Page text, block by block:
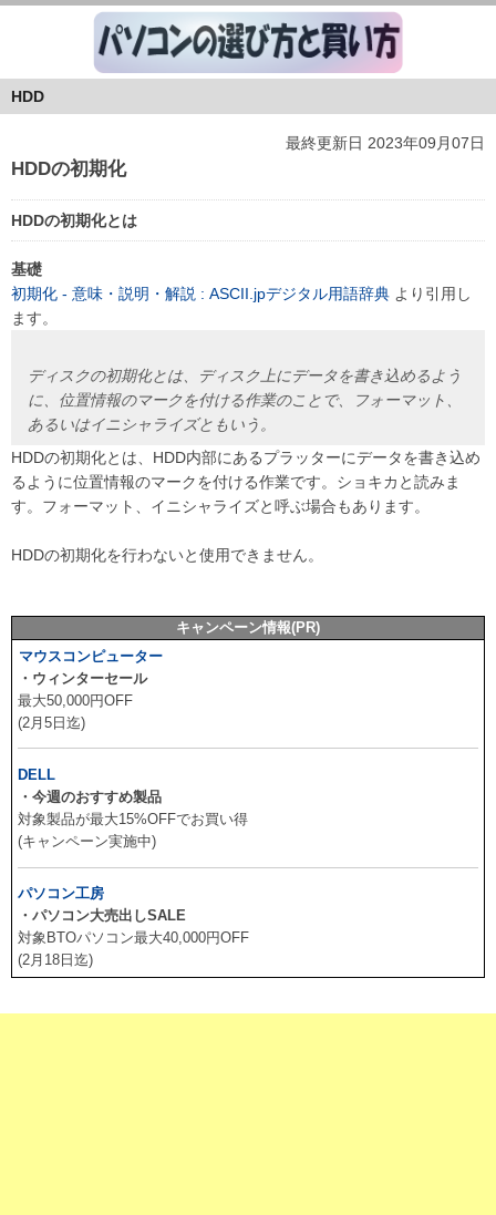
HDD
最終更新日 2023年09月07日
HDDの初期化
HDDの初期化とは
基礎
初期化 - 意味・説明・解説 : ASCII.jpデジタル用語辞典 より引用し
ます。
ディスクの初期化とは、ディスク上にデータを書き込めるよう
に、位置情報のマークを付ける作業のことで、フォーマット、
あるいはイニシャライズともいう。
HDDの初期化とは、HDD内部にあるプラッターにデータを書き込め
るように位置情報のマークを付ける作業です。ショキカと読みま
す。フォーマット、イニシャライズと呼ぶ場合もあります。
HDDの初期化を行わないと使用できません。
キャンペーン情報(PR)
マウスコンピューター
・ウィンターセール
最大50,000円OFF
(2月5日迄)
DELL
・今週のおすすめ製品
対象製品が最大15%OFFでお買い得
(キャンペーン実施中)
パソコン工房
・パソコン大売出しSALE
対象BTOパソコン最大40,000円OFF
(2月18日迄)